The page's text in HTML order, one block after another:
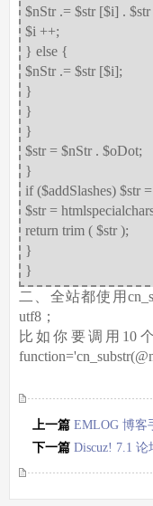
$nStr .= $str [$i] .
$i ++;
} else {
$nStr .= $str [$i];
}
}
}
$str = $nStr . $oDot;
}
if ($addSlashes) $str
$str =
return trim ( $str );
}
}
二、全站都使用
utf8；
比如你要调用10
上一篇 EMLOG 博客
下一篇 Discuz! 7.1